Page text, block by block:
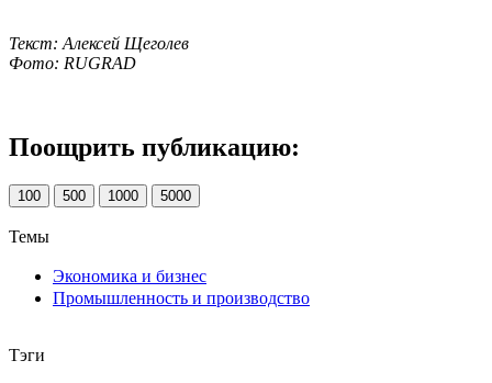
Текст: Алексей Щеголев
Фото: RUGRAD
Поощрить публикацию:
100 500 1000 5000
Темы
Экономика и бизнес
Промышленность и производство
Тэги